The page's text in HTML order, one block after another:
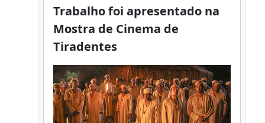
Trabalho foi apresentado na
Mostra de Cinema de
Tiradentes